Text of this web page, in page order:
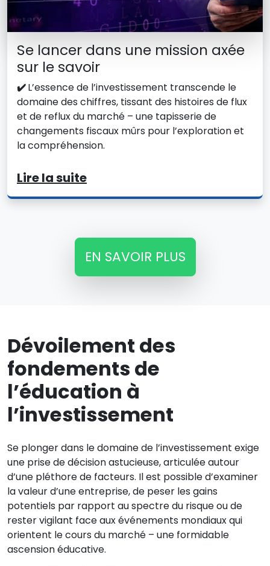
Se lancer dans une mission axée
sur le savoir
✔️L’essence de l’investissement transcende le
domaine des chiffres, tissant des histoires de flux
et de reflux du marché – une tapisserie de
changements fiscaux mûrs pour l’exploration et
la compréhension.
Lire la suite
EN SAVOIR PLUS
Dévoilement des
fondements de
l’éducation à
l’investissement
Se plonger dans le domaine de l’investissement exige
une prise de décision astucieuse, articulée autour
d’une pléthore de facteurs. Il est possible d’examiner
la valeur d’une entreprise, de peser les gains
potentiels par rapport au spectre du risque ou de
rester vigilant face aux événements mondiaux qui
orientent le cours du marché – une formidable
ascension éducative.